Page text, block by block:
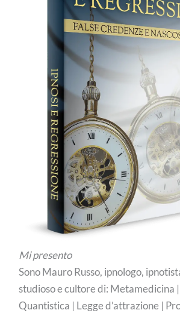
Mi presento
Sono Mauro Russo, ipnologo,
studioso e cultore di: Metamedicina
Quantistica | Legge d’attrazione |